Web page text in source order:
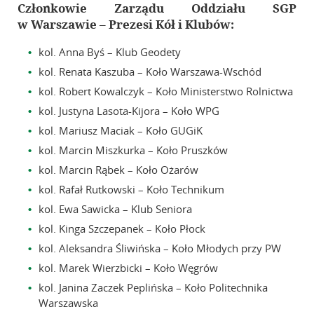
Członkowie Zarządu Oddziału SGP
w Warszawie – Prezesi Kół i Klubów:
kol. Anna Byś – Klub Geodety
kol. Renata Kaszuba – Koło Warszawa-Wschód
kol. Robert Kowalczyk – Koło Ministerstwo Rolnictwa
kol. Justyna Lasota-Kijora – Koło WPG
kol. Mariusz Maciak – Koło GUGiK
kol. Marcin Miszkurka – Koło Pruszków
kol. Marcin Rąbek – Koło Ożarów
kol. Rafał Rutkowski – Koło Technikum
kol. Ewa Sawicka – Klub Seniora
kol. Kinga Szczepanek – Koło Płock
kol. Aleksandra Śliwińska – Koło Młodych przy PW
kol. Marek Wierzbicki – Koło Węgrów
kol. Janina Zaczek Peplińska – Koło Politechnika
Warszawska